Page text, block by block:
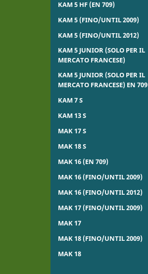
KAM 5 HF (EN 709)
KAM 5 (FINO/UNTIL 2009)
KAM 5 (FINO/UNTIL 2012)
KAM 5 JUNIOR (SOLO PER IL
MERCATO FRANCESE)
KAM 5 JUNIOR (SOLO PER IL
MERCATO FRANCESE) EN 709
KAM 7 S
KAM 13 S
MAK 17 S
MAK 18 S
MAK 16 (EN 709)
MAK 16 (FINO/UNTIL 2009)
MAK 16 (FINO/UNTIL 2012)
MAK 17 (FINO/UNTIL 2009)
MAK 17
MAK 18 (FINO/UNTIL 2009)
MAK 18